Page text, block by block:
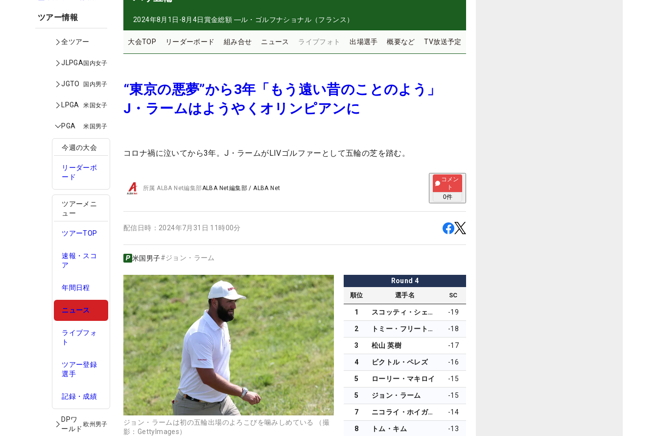
ツアー情報
全ツアー
JLPGA国内女子
JGTO 国内男子
LPGA 米国女子
PGA 米国男子
今週の大会
リーダーボ
ード
ツアーメニ
ュー
ツアーTOP
速報・スコ
ア
年間日程
ニュース
ライブフォ
ト
ツアー登録
選手
記録・成績
DPワ
ールド
欧州男子
2024年8月1日-8月4日賞金総額 ―ル・ゴルフナショナル（フランス）
大会TOP リーダーボード 組み合せ ニュース ライブフォト 出場選手 概要など TV放送予定
“東京の悪夢”から3年「もう遠い昔のことのよう」
J・ラームはようやくオリンピアンに
コロナ禍に泣いてから3年。J・ラームがLIVゴルファーとして五輪の芝を踏む。
所属ALBA Net編集部ALBA Net編集部 /ALBA Net
コメン
ト
0件
配信日時： 2024年7月31日 11時00分
米国男子#ジョン・ラーム
ジョン・ラームは初の五輪出場のよろこびを噛みしめている （撮
影：GettyImages）
Round 4
順位 選手名 SC
1 スコッティ・シェフラー -19
2 トミー・フリートウッド -18
3 松山 英樹 -17
4 ビクトル・ペレズ -16
5 ローリー・マキロイ -15
5 ジョン・ラーム -15
7 ニコライ・ホイガード -14
8 トム・キム -13